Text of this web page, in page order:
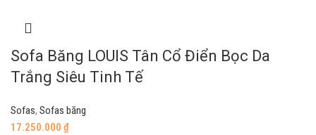
Sofa Băng LOUIS Tân Cổ Điển Bọc Da
Trắng Siêu Tinh Tế
Sofas, Sofas băng
17.250.000 ₫